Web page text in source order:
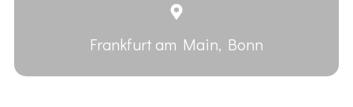
Frankfurt am Main, Bonn